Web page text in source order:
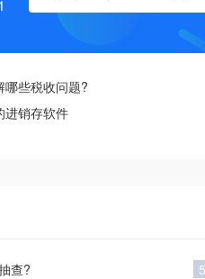
哪些税收问题?
进销存软件
查? 5